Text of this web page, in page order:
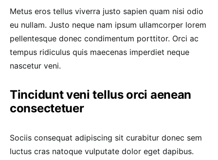
Metus eros tellus viverra justo sapien quam nisi odio
eu nullam. Justo neque nam ipsum ullamcorper lorem
pellentesque donec condimentum porttitor. Orci ac
tempus ridiculus quis maecenas imperdiet neque
nascetur veni.
Tincidunt veni tellus orci aenean
consectetuer
Sociis consequat adipiscing sit curabitur donec sem
luctus cras natoque vulputate dolor eget dapibus.